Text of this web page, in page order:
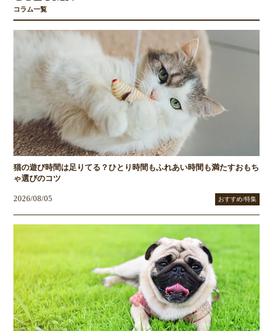
コラム一覧
猫の遊び時間は足りてる？ひとり時間もふれあい時間も満たすおもち
ゃ選びのコツ
2026/08/05 おすすめ/特集